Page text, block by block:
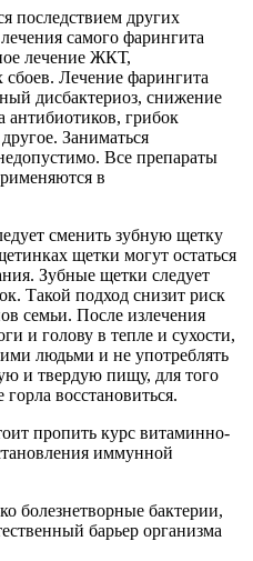
последствием других
самого фарингита
лечение ЖКТ,
Лечение фарингита
дисбактериоз, снижение
антибиотиков, грибок
Заниматься
Все препараты
в
сменить зубную щетку
щетки могут остаться
Зубные щетки следует
Такой подход снизит риск
семьи. После излечения
и голову в тепле и сухости,
людьми и не употреблять
и твердую пищу, для того
восстановиться.
пропить курс витаминно-
иммунной
болезнетворные бактерии,
барьер организма